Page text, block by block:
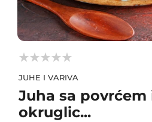



JUHE I VARIVA
Juha sa povrćem
okruglic...